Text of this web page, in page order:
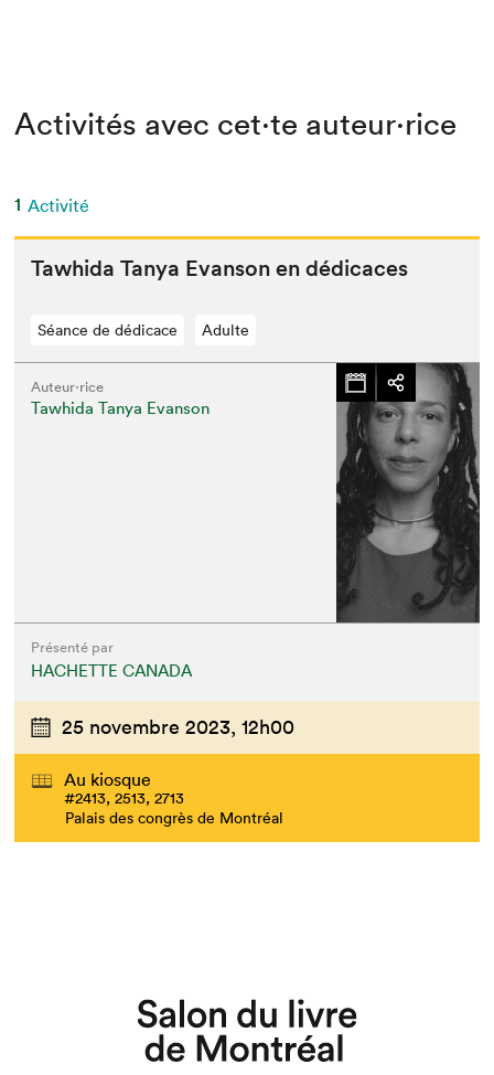
Activités avec cet·te auteur·rice
1 Activité
Tawhi­da Tanya Evan­son en dédicaces
Séance de dédicace Adulte
Auteur·rice
Tawhida Tanya Evanson
Présenté par
HACHETTE CANADA
25 novembre 2023, 12h00
Au kiosque
#2413, 2513, 2713
Palais des congrès de Montréal